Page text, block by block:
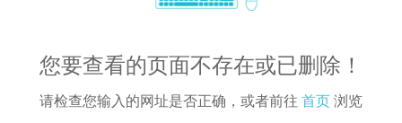
您要查看的页面不存在或已删除！
请检查您输入的网址是否正确，或者前往 首页 浏览